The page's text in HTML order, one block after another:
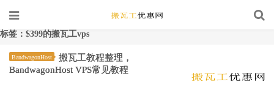
标签：$399的搬瓦工vps
BandwagonHost
搬瓦工教程整理，
BandwagonHost VPS常见教程